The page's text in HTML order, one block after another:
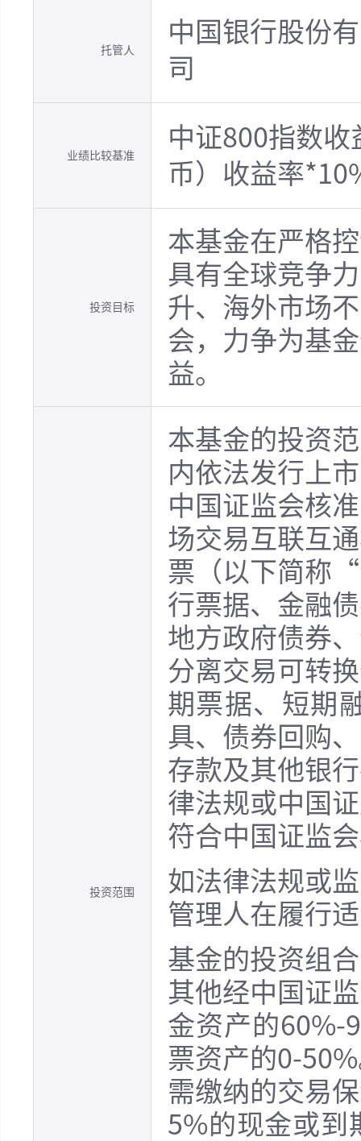
托管人
中国银行股份
司
业绩比较基准
中证800指数
币）收益率
投资目标
本基金在严格
具有全球竞争
升、海外市场
会，力争为基
益。
投资范围
本基金的投资
内依法发行上
中国证监会核
场交易互联互
票（以下简称
行票据、金融
地方政府债券
分离交易可转
期票据、短期
具、债券回购
存款及其他银
律法规或中国
符合中国证监
如法律法规或
管理人在履行
基金的投资组
其他经中国证
金资产的60%-
票资产的0-
需缴纳的交易
5%的现金或到